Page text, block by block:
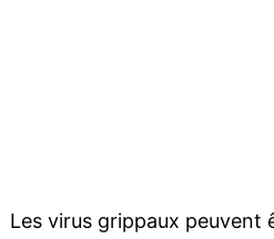
Les virus grippaux peuvent